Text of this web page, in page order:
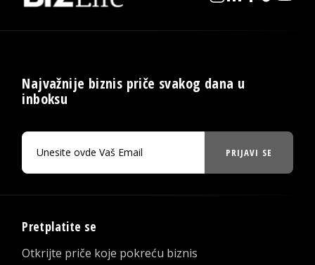
Najvažnije biznis priče svakog dana u
inboksu
PRIJAVI SE
Pretplatite se
Otkrijte priče koje pokreću biznis